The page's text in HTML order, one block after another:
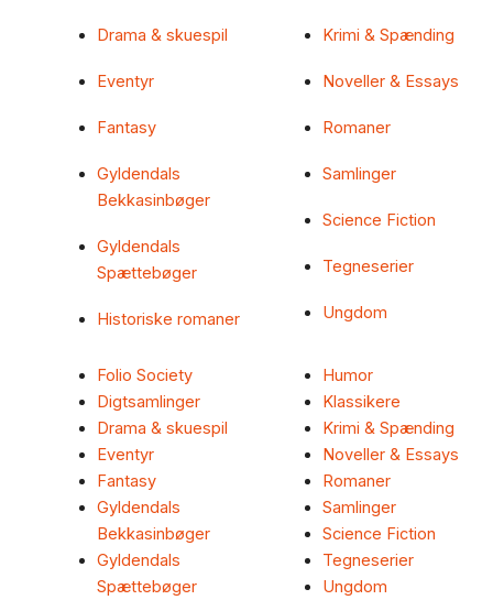
Drama & skuespil
Eventyr
Fantasy
Gyldendals
Bekkasinbøger
Gyldendals
Spættebøger
Historiske romaner
Krimi & Spænding
Noveller & Essays
Romaner
Samlinger
Science Fiction
Tegneserier
Ungdom
Folio Society
Digtsamlinger
Drama & skuespil
Eventyr
Fantasy
Gyldendals
Bekkasinbøger
Gyldendals
Spættebøger
Humor
Klassikere
Krimi & Spænding
Noveller & Essays
Romaner
Samlinger
Science Fiction
Tegneserier
Ungdom